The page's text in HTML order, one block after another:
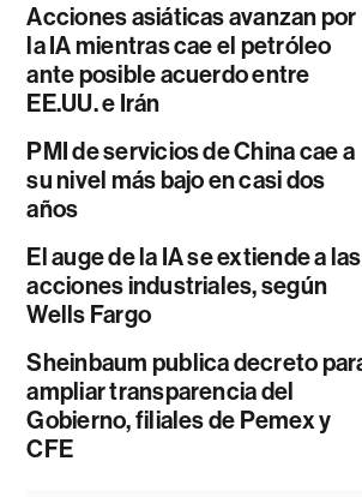
Acciones asiáticas avanzan por
la IA mientras cae el petróleo
ante posible acuerdo entre
EE.UU. e Irán
PMI de servicios de China cae a
su nivel más bajo en casi dos
años
El auge de la IA se extiende a las
acciones industriales, según
Wells Fargo
Sheinbaum publica decreto
ampliar transparencia del
Gobierno, filiales de Pemex y
CFE